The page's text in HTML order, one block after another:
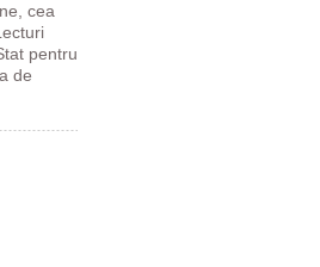
cea
pentru
de